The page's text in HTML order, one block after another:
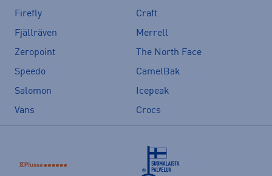
Firefly
Craft
Fjällräven
Merrell
Zeropoint
The North Face
Speedo
CamelBak
Salomon
Icepeak
Vans
Crocs